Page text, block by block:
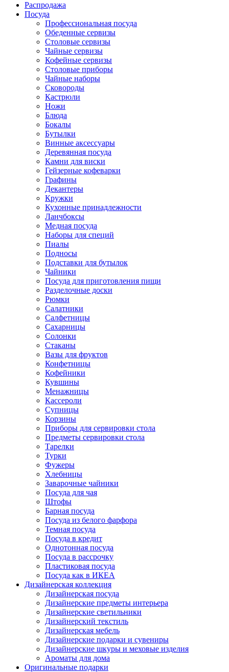
Распродажа
Посуда
Профессиональная посуда
Обеденные сервизы
Столовые сервизы
Чайные сервизы
Кофейные сервизы
Столовые приборы
Чайные наборы
Сковороды
Кастрюли
Ножи
Блюда
Бокалы
Бутылки
Винные аксессуары
Деревянная посуда
Камни для виски
Гейзерные кофеварки
Графины
Декантеры
Кружки
Кухонные принадлежности
Ланчбоксы
Медная посуда
Наборы для специй
Пиалы
Подносы
Подставки для бутылок
Чайники
Посуда для приготовления пищи
Разделочные доски
Рюмки
Салатники
Салфетницы
Сахарницы
Солонки
Стаканы
Вазы для фруктов
Конфетницы
Кофейники
Кувшины
Менажницы
Кассероли
Супницы
Корзины
Приборы для сервировки стола
Предметы сервировки стола
Тарелки
Турки
Фужеры
Хлебницы
Заварочные чайники
Посуда для чая
Штофы
Барная посуда
Посуда из белого фарфора
Темная посуда
Посуда в кредит
Однотонная посуда
Посуда в рассрочку
Пластиковая посуда
Посуда как в ИКЕА
Дизайнерская коллекция
Дизайнерская посуда
Дизайнерские предметы интерьера
Дизайнерские светильники
Дизайнерский текстиль
Дизайнерская мебель
Дизайнерские подарки и сувениры
Дизайнерские шкуры и меховые изделия
Ароматы для дома
Оригинальные подарки